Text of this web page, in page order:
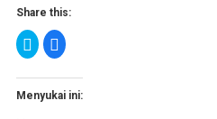
Share this:
K
l
i
n
K
l
i
n
Menyukai ini: